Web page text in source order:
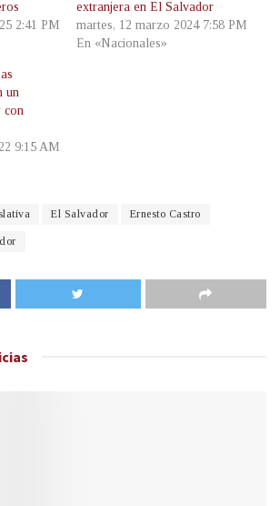
2:41 PM
extranjera en El Salvador
martes, 12 marzo 2024 7:58 PM
En «Nacionales»
un
con
9:15 AM
El Salvador Ernesto Castro